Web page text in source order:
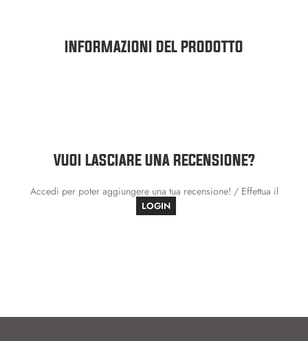
INFORMAZIONI DEL PRODOTTO
VUOI LASCIARE UNA RECENSIONE?
Accedi per poter aggiungere una tua recensione! / Effettua il
LOGIN